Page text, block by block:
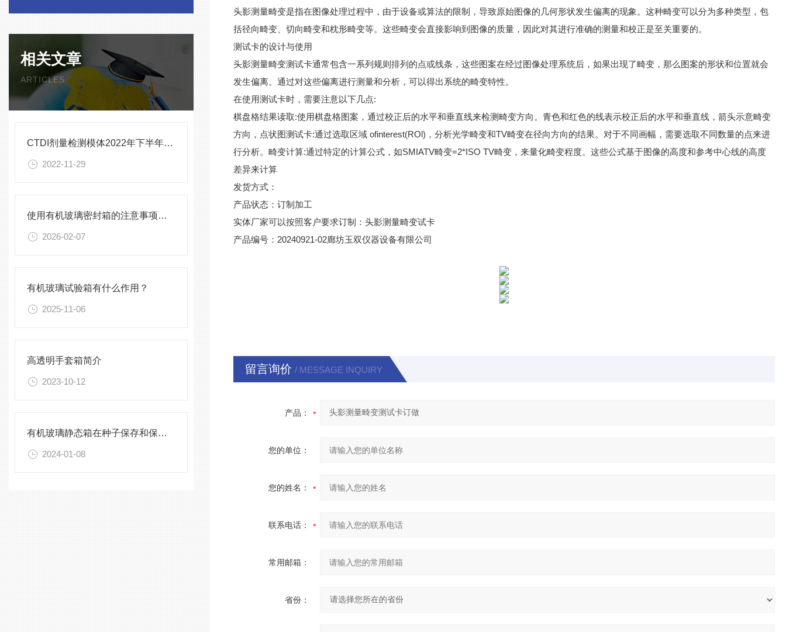
相关文章
ARTICLES
CTDI剂量检测模体2022年下半年新款产品
2022-11-29
使用有机玻璃密封箱的注意事项与常见误区
2026-02-07
有机玻璃试验箱有什么作用？
2025-11-06
高透明手套箱简介
2023-10-12
有机玻璃静态箱在种子保存和保护中的作用分析
2024-01-08
头影测量畸变是指在图像处理过程中，由于设备或算法的限制，导致原始图像的几何形状发生偏离的现象。这种畸变可以分为多种类型，包
括径向畸变、切向畸变和枕形畸变等。这些畸变会直接影响到图像的质量，因此对其进行准确的测量和校正是至关重要的。
测试卡的设计与使用
头影测量畸变测试卡通常包含一系列规则排列的点或线条，这些图案在经过图像处理系统后，如果出现了畸变，那么图案的形状和位置就会
发生偏离。通过对这些偏离进行测量和分析，可以得出系统的畸变特性。
在使用测试卡时，需要注意以下几点:
棋盘格结果读取:使用棋盘格图案，通过校正后的水平和垂直线来检测畸变方向。青色和红色的线表示校正后的水平和垂直线，箭头示意畸变
方向，点状图测试卡:通过选取区域 ofinterest(ROl) ，分析光学畸变和TV畸变在径向方向的结果。对于不同画幅，需要选取不同数量的点来进
行分析。畸变计算:通过特定的计算公式，如SMIATV畸变=2*ISO TV畸变，来量化畸变程度。这些公式基于图像的高度和参考中心线的高度
差异来计算
发货方式：
产品状态：订制加工
实体厂家可以按照客户要求订制：头影测量畸变试卡
产品编号： 20240921-02廊坊玉双仪器设备有限公司
留言询价 / MESSAGE INQUIRY
产品：
您的单位：
您的姓名：
联系电话：
常用邮箱：
省份：